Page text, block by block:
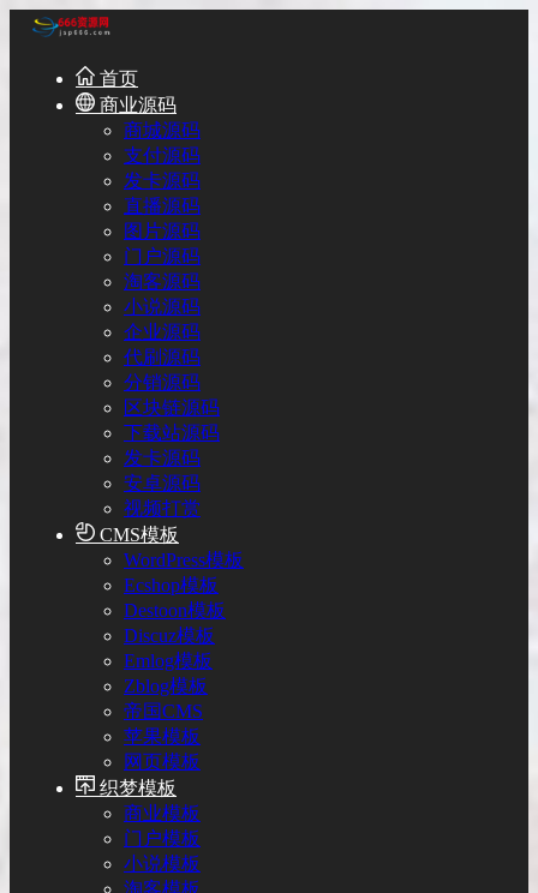
首页
商业源码
商城源码
支付源码
发卡源码
直播源码
图片源码
门户源码
淘客源码
小说源码
企业源码
代刷源码
分销源码
区块链源码
下载站源码
发卡源码
安卓源码
视频打赏
CMS模板
WordPress模板
Ecshop模板
Destoon模板
Discuz模板
Emlog模板
Zblog模板
帝国CMS
苹果模板
网页模板
织梦模板
商业模板
门户模板
小说模板